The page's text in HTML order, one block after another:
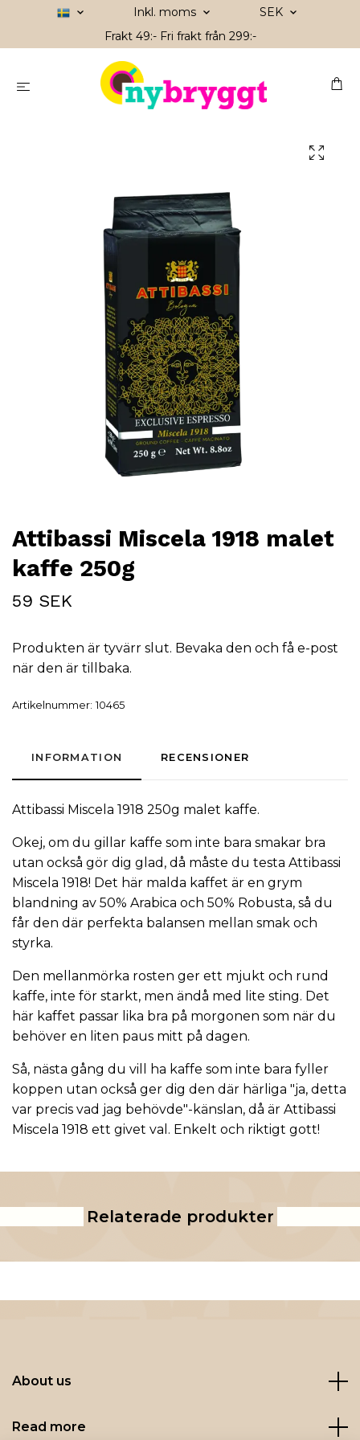
Inkl. moms
SEK
Frakt 49:- Fri frakt från 299:-
Attibassi Miscela 1918 malet
kaffe 250g
59 SEK
Produkten är tyvärr slut. Bevaka den och få e-post
när den är tillbaka.
Artikelnummer: 10465
INFORMATION RECENSIONER
Attibassi Miscela 1918 250g malet kaffe.
Okej, om du gillar kaffe som inte bara smakar bra
utan också gör dig glad, då måste du testa Attibassi
Miscela 1918! Det här malda kaffet är en grym
blandning av 50% Arabica och 50% Robusta, så du
får den där perfekta balansen mellan smak och
styrka.
Den mellanmörka rosten ger ett mjukt och rund
kaffe, inte för starkt, men ändå med lite sting. Det
här kaffet passar lika bra på morgonen som när du
behöver en liten paus mitt på dagen.
Så, nästa gång du vill ha kaffe som inte bara fyller
koppen utan också ger dig den där härliga "ja, detta
var precis vad jag behövde"-känslan, då är Attibassi
Miscela 1918 ett givet val. Enkelt och riktigt gott!
Relaterade produkter
About us
Read more